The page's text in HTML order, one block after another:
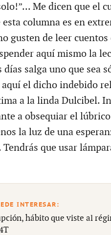
Me dicen que el
columna es en
gusten de leer cuentos
aquí mismo la
salga uno que sea
el dicho indebido
a la linda Dulcibel.
a obsequiar el lúbrico
la luz de una
que usar
hábito que viste al